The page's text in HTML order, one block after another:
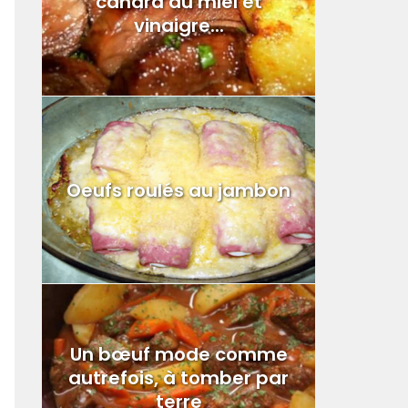
vinaigre...
Oeufs roulés au jambon
Un bœuf mode comme
autrefois, à tomber par
terre